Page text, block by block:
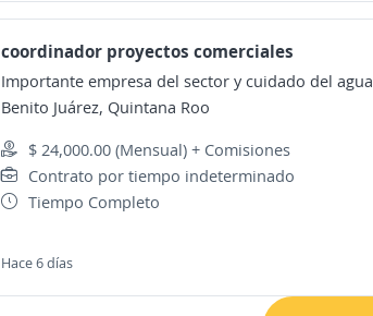
coordinador proyectos comerciales
Importante empresa del sector y cuidado del agua
Benito Juárez, Quintana Roo
$ 24,000.00 (Mensual) + Comisiones
Contrato por tiempo indeterminado
Tiempo Completo
Hace 6 días